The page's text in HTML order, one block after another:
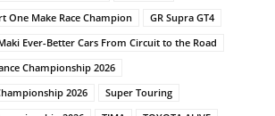
One Make Race Champion
GR Supra GT4
Ever-Better Cars From Circuit to the Road
Championship 2026
2026
Super Touring